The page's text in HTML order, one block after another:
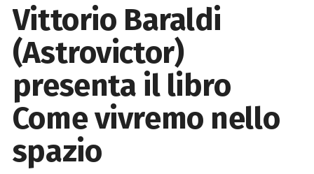
Vittorio Baraldi
(Astrovictor)
presenta il libro
Come vivremo nello
spazio